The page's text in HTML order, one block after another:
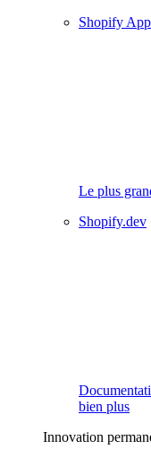
Shopify
Le plus
Shopify.dev
bien plus
Innovation